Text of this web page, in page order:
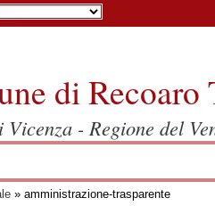
» amministrazione-trasparente
di Recoaro
- Regione del